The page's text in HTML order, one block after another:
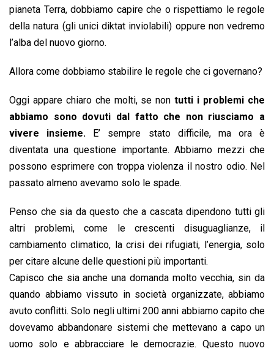
pianeta Terra, dobbiamo capire che o rispettiamo le regole
della natura (gli unici diktat inviolabili) oppure non vedremo
l’alba del nuovo giorno.
Allora come dobbiamo stabilire le regole che ci governano?
Oggi appare chiaro che molti, se nontutti i problemi che
abbiamo sono dovuti dal fatto che non riusciamo a
vivere insieme. E’ sempre stato difficile, ma ora è
diventata una questione importante. Abbiamo mezzi che
possono esprimere con troppa violenza il nostro odio. Nel
passato almeno avevamo solo le spade.
Penso che sia da questo che a cascata dipendono tutti gli
altri problemi, come le crescenti disuguaglianze, il
cambiamento climatico, la crisi dei rifugiati, l’energia, solo
per citare alcune delle questioni più importanti.
Capisco che sia anche una domanda molto vecchia, sin da
quando abbiamo vissuto in società organizzate, abbiamo
avuto conflitti. Solo negli ultimi 200 anni abbiamo capito che
dovevamo abbandonare sistemi che mettevano a capo un
uomo solo e abbracciare le democrazie. Questo nuovo